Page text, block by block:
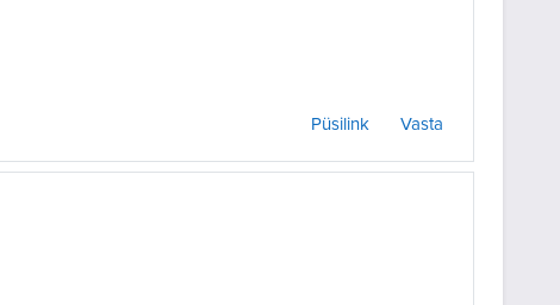
Püsilink Vasta